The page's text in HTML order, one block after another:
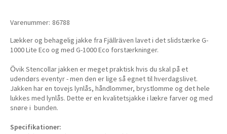
Varenummer: 86788
Lækker og behagelig jakke fra Fjällräven lavet i det slidstærke G-
1000 Lite Eco og med G-1000 Eco forstærkninger.
Övik Stencollar jakken er meget praktisk hvis du skal på et
udendørs eventyr - men den er lige så egnet til hverdagslivet.
Jakken har en tovejs lynlås, håndlommer, brystlomme og det hele
lukkes med lynlås. Dette er en kvalitetsjakke i lækre farver og med
snøre i bunden.
Specifikationer: